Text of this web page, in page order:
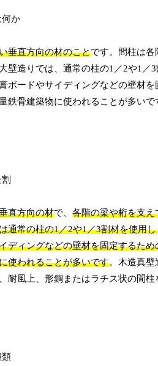
垂直方向の材のことです。間柱は各
壁造りでは、通常の柱の1／2や1
ボードやサイディングなどの壁材
鉄骨建築物に使われることが多いで
直方向の材で、 各階の梁や桁を支え
通常の柱の1／2や1／3割材を使用
ディングなどの壁材を固定するた
使われることが多いです。木造真壁
耐風上、形鋼またはラチス状の間柱